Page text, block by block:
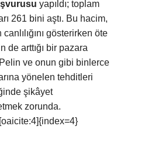
yapıldı; toplam
261 bini aştı. Bu hacim,
gösterirken öte
de arttığı bir pazara
ve onun gibi binlerce
yönelen tehditleri
şikâyet
zorunda.